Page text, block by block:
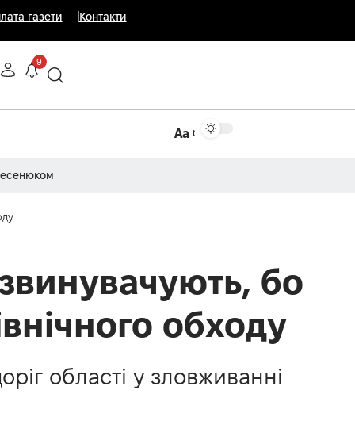
газети Контакти
9
Аа
бо
обходу
області у зловживанні